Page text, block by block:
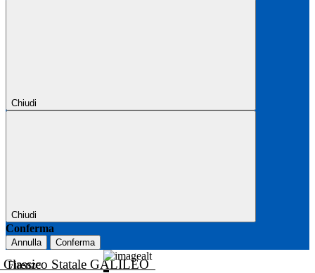
Chiudi
Chiudi
Conferma
Annulla Conferma
Classico Statale GALILEO
Firenze